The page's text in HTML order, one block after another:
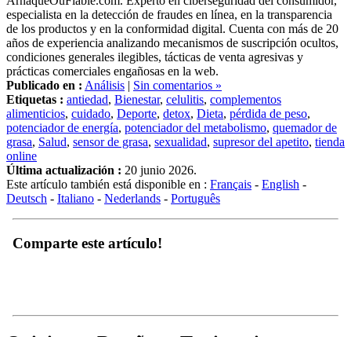
de los productos y en la conformidad digital. Cuenta con más de 20
años de experiencia analizando mecanismos de suscripción ocultos,
condiciones generales ilegibles, tácticas de venta agresivas y
prácticas comerciales engañosas en la web.
Publicado en :Análisis|Sin comentarios »
Etiquetas : antiedad,Bienestar,celulitis,complementos
alimenticios ,cuidado ,Deporte, detox,Dieta,pérdida de peso
potenciador de energía,potenciador del metabolismo ,quemador de
grasa,Salud,sensor de grasa,sexualidad,supresor del apetito,tienda
online
Última actualización :
Este artículo también está disponible en :
Deutsch-Italiano-Nederlands-Português